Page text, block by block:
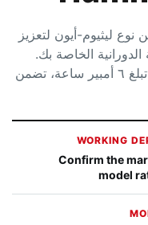
ليثيوم-أيون لتعزيز
الخاصة بك.
بقدرة قوية تبلغ ٢٢ فولت وسعة متينة تبلغ ٦ أمبير ساعة، تضمن
WORKING
Confirm the
model